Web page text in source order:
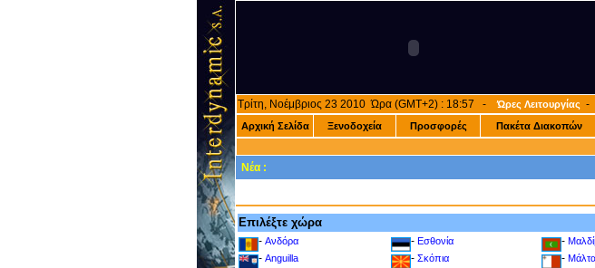
Τρίτη, Νοέμβριος 23 2010 Ώρα (GMT+2) : 18:57 -Ώρες Λειτουργίας
Αρχική Σελίδα
Ξενοδοχεία Προσφορές Πακέτα Διακοπών
Νέα :
Επιλέξτε χώρα
- Ανδόρα
- Anguilla
- Εσθονία
- Σκόπια
-
- Μάλτα